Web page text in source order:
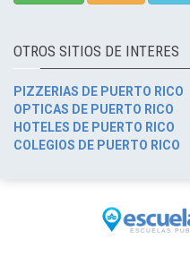
OTROS SITIOS DE INTERES
PIZZERIAS DE PUERTO RICO
OPTICAS DE PUERTO RICO
HOTELES DE PUERTO RICO
COLEGIOS DE PUERTO RICO